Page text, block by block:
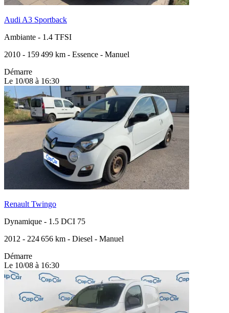
Audi A3 Sportback
Ambiante - 1.4 TFSI
2010 - 159 499 km - Essence - Manuel
Démarre
Le 10/08 à 16:30
Renault Twingo
Dynamique - 1.5 DCI 75
2012 - 224 656 km - Diesel - Manuel
Démarre
Le 10/08 à 16:30